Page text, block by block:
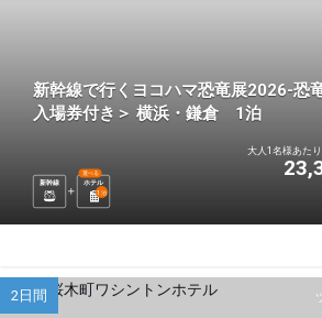
新幹線で行くヨコハマ恐竜展2026-恐
入場券付き＞ 横浜・鎌倉 1泊
新幹線 ホテル
選べる
1 泊
大人1名様あた
2日間